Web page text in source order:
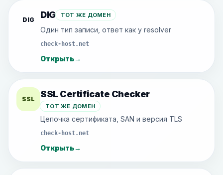
DIG DIG ТОТ ЖЕ ДОМЕН
Один тип записи, ответ как у resolver
check-host.net
Открыть→
SSL SSL Certificate Checker
ТОТ ЖЕ ДОМЕН
Цепочка сертификата, SAN и версия TLS
check-host.net
Открыть→